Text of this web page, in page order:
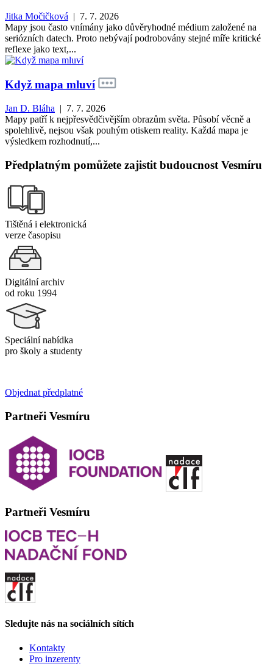
Jitka Močičková | 7. 7. 2026
Mapy jsou často vnímány jako důvěryhodné médium založené na
seriózních datech. Proto nebývají podrobovány stejné míře kritické
reflexe jako text,...
Když mapa mluví
Jan D. Bláha | 7. 7. 2026
Mapy patří k nejpřesvědčivějším obrazům světa. Působí věcně a
spolehlivě, nejsou však pouhým otiskem reality. Každá mapa je
výsledkem rozhodnutí,...
Předplatným pomůžete zajistit budoucnost Vesmíru
Tištěná i elektronická
verze časopisu
Digitální archiv
od roku 1994
Speciální nabídka
pro školy a studenty
Objednat předplatné
Partneři Vesmíru
Partneři Vesmíru
Sledujte nás na sociálních sítích
Kontakty
Pro inzerenty